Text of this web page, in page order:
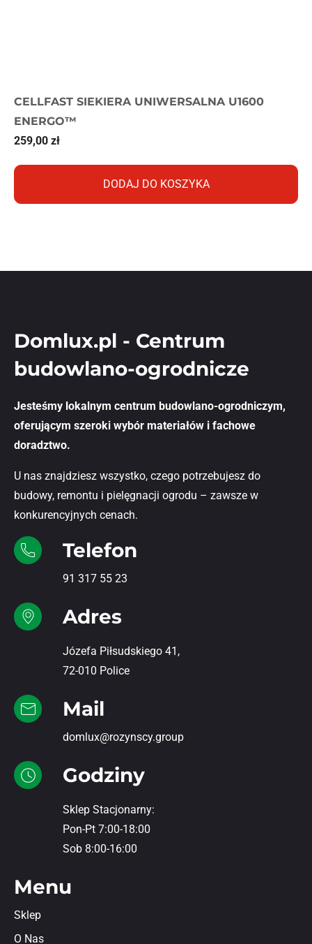
CELLFAST SIEKIERA UNIWERSALNA U1600
ENERGO™
259,00 zł
DODAJ DO KOSZYKA
Domlux.pl - Centrum
budowlano-ogrodnicze
Jesteśmy lokalnym centrum budowlano-ogrodniczym,
oferującym szeroki wybór materiałów i fachowe
doradztwo.
U nas znajdziesz wszystko, czego potrzebujesz do
budowy, remontu i pielęgnacji ogrodu – zawsze w
konkurencyjnych cenach.
Telefon
91 317 55 23
Adres
Józefa Piłsudskiego 41,
72-010 Police
Mail
domlux@rozynscy.group
Godziny
Sklep Stacjonarny:
Pon-Pt 7:00-18:00
Sob 8:00-16:00
Menu
Sklep
O Nas